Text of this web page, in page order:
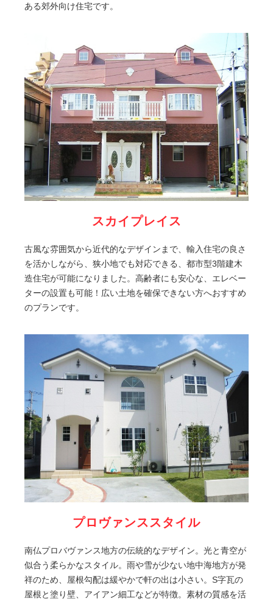
ある郊外向け住宅です。
スカイプレイス
古風な雰囲気から近代的なデザインまで、輸入住宅の良さ
を活かしながら、狭小地でも対応できる、都市型3階建木
造住宅が可能になりました。高齢者にも安心な、エレベー
ターの設置も可能！広い土地を確保できない方へおすすめ
のプランです。
プロヴァンススタイル
南仏プロバヴァンス地方の伝統的なデザイン。光と青空が
似合う柔らかなスタイル。雨や雪が少ない地中海地方が発
祥のため、屋根勾配は緩やかで軒の出は小さい。S字瓦の
屋根と塗り壁、アイアン細工などが特徴。素材の質感を活